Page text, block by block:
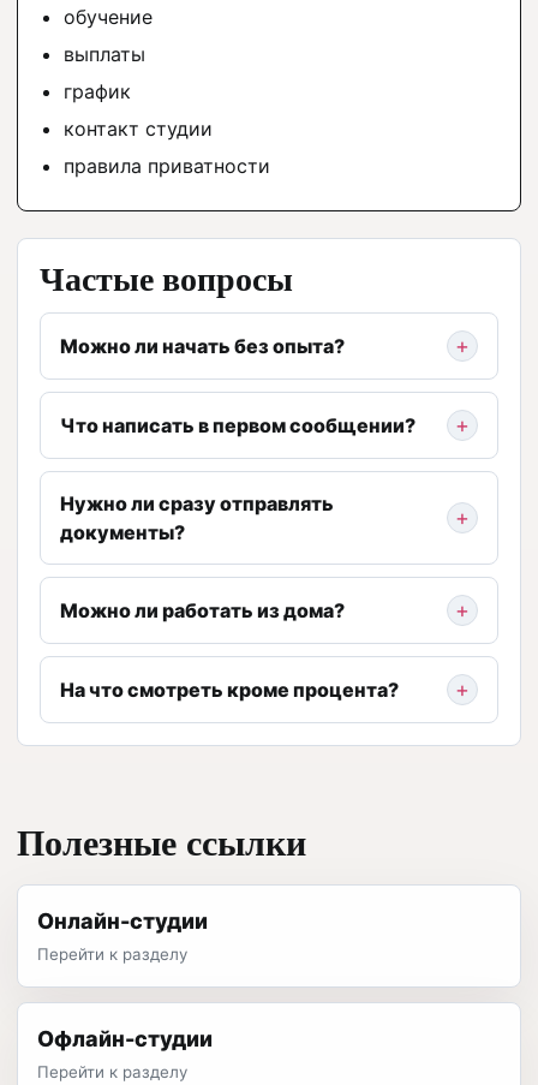
обучение
выплаты
график
контакт студии
правила приватности
Частые вопросы
Можно ли начать без опыта?
Что написать в первом сообщении?
Нужно ли сразу отправлять
документы?
Можно ли работать из дома?
На что смотреть кроме процента?
Полезные ссылки
Онлайн-студии
Перейти к разделу
Офлайн-студии
Перейти к разделу